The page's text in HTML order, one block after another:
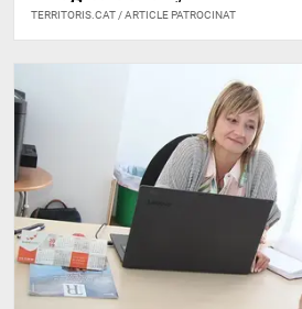
TERRITORIS.CAT / ARTICLE PATROCINAT